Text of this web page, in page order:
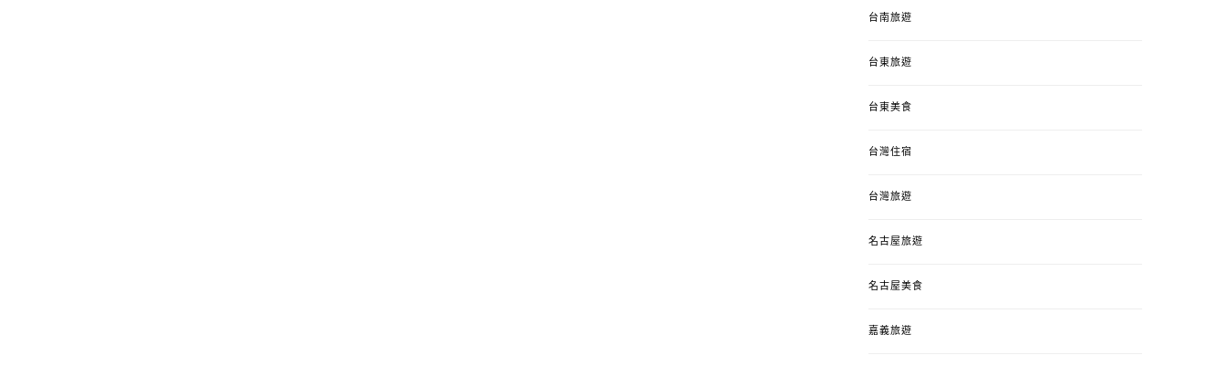
台南旅遊
台東旅遊
台東美食
台灣住宿
台灣旅遊
名古屋旅遊
名古屋美食
嘉義旅遊